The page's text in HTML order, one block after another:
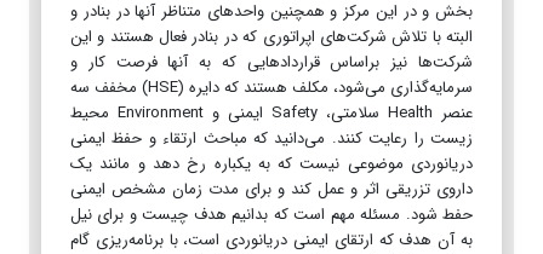
بخش و در این مرکز و همچنین واحد‌های متناظر آنها در بنادر و
البته با تلاش شرکت‌های اپراتوری که در بنادر فعال هستند و این
شرکت‌ها نیز براساس قرارداد‌هایی که به آنها فرصت کار و
سرمایه‌گذاری می‌شود، مکلف هستند که دایره (HSE) مخفف سه
عنصر Health سلامتی، Safety ایمنی و Environment محیط
زیست را رعایت کنند. می‌دانید که مباحث ارتقاء و حفظ ایمنی
دریانوردی موضوعی نیست که به یکباره رخ دهد و مانند یک
داروی تزریقی اثر و عمل کند و برای مدت زمان مشخص ایمنی
حفط شود. مسئله مهم است که بدانیم هدف چیست و برای نیل
به آن هدف که ارتقای ایمنی دریانوردی است، با برنامه‌ریزی گام